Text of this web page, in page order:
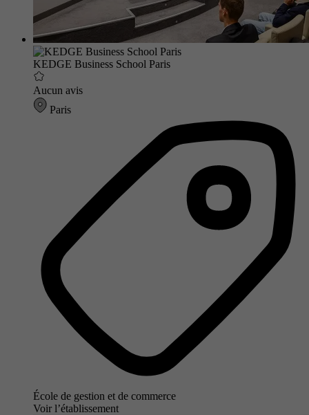
KEDGE Business School Paris
Aucun avis
Paris
École de gestion et de commerce
Voir l’établissement